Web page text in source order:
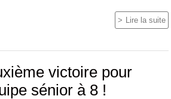
Lire la suite
victoire pour
sénior à 8 !